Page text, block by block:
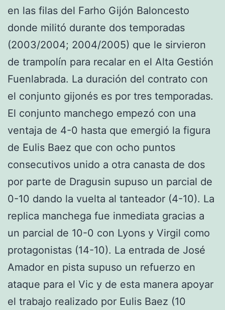
en las filas del Farho Gijón Baloncesto
donde militó durante dos temporadas
(2003/2004; 2004/2005) que le sirvieron
de trampolín para recalar en el Alta Gestión
Fuenlabrada. La duración del contrato con
el conjunto gijonés es por tres temporadas.
El conjunto manchego empezó con una
ventaja de 4-0 hasta que emergió la figura
de Eulis Baez que con ocho puntos
consecutivos unido a otra canasta de dos
por parte de Dragusin supuso un parcial de
0-10 dando la vuelta al tanteador (4-10). La
replica manchega fue inmediata gracias a
un parcial de 10-0 con Lyons y Virgil como
protagonistas (14-10). La entrada de José
Amador en pista supuso un refuerzo en
ataque para el Vic y de esta manera apoyar
el trabajo realizado por Eulis Baez (10